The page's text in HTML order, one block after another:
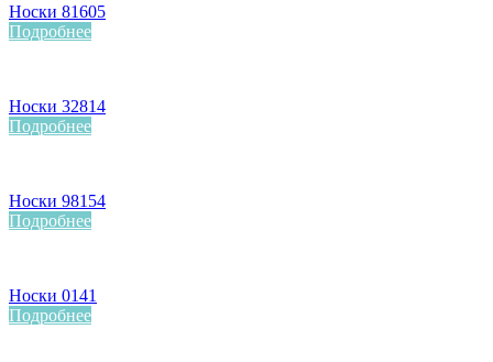
Носки 81605
Подробнее
Носки 32814
Подробнее
Носки 98154
Подробнее
Носки 0141
Подробнее